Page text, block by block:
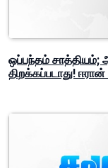
ஒப்பந்தம்
திறக்கப்படாது! ஈரான்